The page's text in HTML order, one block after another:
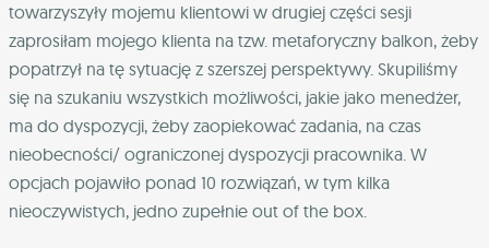
towarzyszyły mojemu klientowi w drugiej części sesji
zaprosiłam mojego klienta na tzw. metaforyczny balkon, żeby
popatrzył na tę sytuację z szerszej perspektywy. Skupiliśmy
się na szukaniu wszystkich możliwości, jakie jako menedżer,
ma do dyspozycji, żeby zaopiekować zadania, na czas
nieobecności/ ograniczonej dyspozycji pracownika. W
opcjach pojawiło ponad 10 rozwiązań, w tym kilka
nieoczywistych, jedno zupełnie out of the box.